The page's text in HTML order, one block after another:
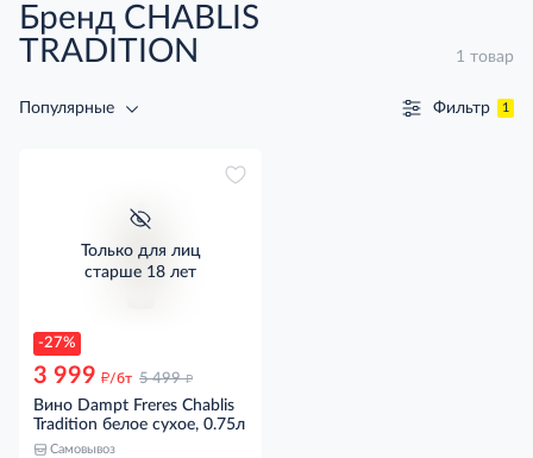
Бренд CHABLIS
TRADITION
1 товар
Популярные Фильтр 1
-27%
Только для лиц
старше 18 лет
3 999 д/бт 5 499 д
Вино Dampt Freres Chablis
Tradition белое сухое, 0.75л
Самовывоз